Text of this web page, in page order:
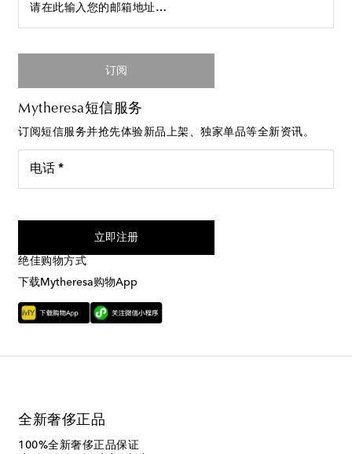
请在此输入您的邮箱地址…
订阅
Mytheresa短信服务
订阅短信服务并抢先体验新品上架、独家单品等全新资讯。
电话 *
立即注册
绝佳购物方式
下载Mytheresa购物App
全新奢侈正品
100%全新奢侈正品保证